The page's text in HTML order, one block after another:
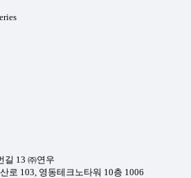
길 13 ㈜연우
로 103, 영동테크노타워 10층 1006